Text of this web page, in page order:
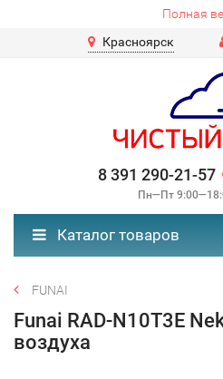
Полная
Красноярск
8 391 290-21-57
Пн—Пт
Каталог товаров
FUNAI
Funai RAD-N10T3E
воздуха